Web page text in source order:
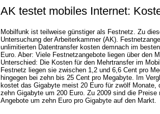
AK testet mobiles Internet:
Mobilfunk ist teilweise günstiger als Festnetz. Zu
Untersuchung der Arbeiterkammer (AK).
unlimitierten Datentransfer kosten demnach im
Euro. Aber: Viele Festnetzangebote liegen über den
Unterschied: Die Kosten für den Mehrtransfer im
Festnetz liegen sie zwischen 1,2 und 6,6 Cent pro
hingegen bei zehn bis 25 Cent pro Megabyte. Im
kostet das Gigabyte meist 20 Euro für zwölf Monate,
zehn Gigabyte um 200 Euro. Zu 2009 sind die
Angebote um zehn Euro pro Gigabyte auf den Markt.